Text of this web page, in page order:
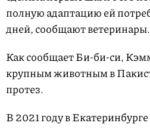
полную адаптацию ей
дней, сообщают ветеринары.
Как сообщает Би-би-си,
крупным животным в
протез.
В 2021 году в